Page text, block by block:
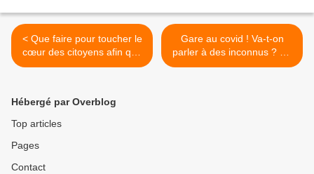
< Que faire pour toucher le
cœur des citoyens afin que
le plus grand nombre se
de migrants ?
Gare au covid ! Va-t-on
parler à des inconnus ? Eh
bien oui ! Car, même s’il y a
Hébergé par Overblog
Top articles
Pages
Contact